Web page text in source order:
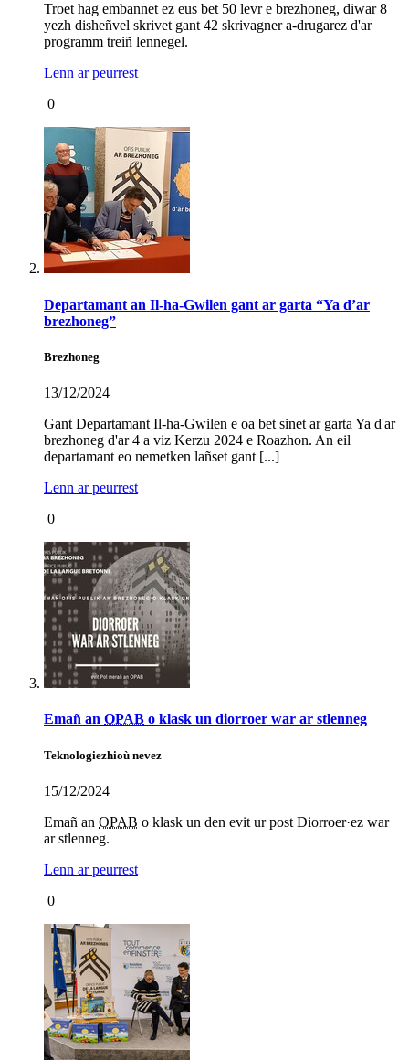
Troet hag embannet ez eus bet 50 levr e brezhoneg, diwar 8
yezh disheñvel skrivet gant 42 skrivagner a-drugarez d'ar
programm treiñ lennegel.
Lenn ar peurrest
0
Departamant an Il-ha-Gwilen gant ar garta “Ya d’ar
brezhoneg”
Brezhoneg
13/12/2024
Gant Departamant Il-ha-Gwilen e oa bet sinet ar garta Ya d'ar
brezhoneg d'ar 4 a viz Kerzu 2024 e Roazhon. An eil
departamant eo nemetken lañset gant [...]
Lenn ar peurrest
0
Emañ an OPAB o klask un diorroer war ar stlenneg
Teknologiezhioù nevez
15/12/2024
Emañ an OPAB o klask un den evit ur post Diorroer·ez war
ar stlenneg.
Lenn ar peurrest
0